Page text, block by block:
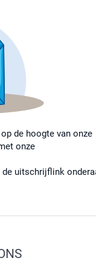
de hoogte van onze
onze
uitschrijflink